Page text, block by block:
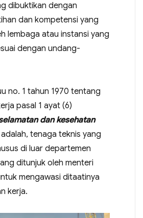
dibuktikan dengan
dan kompetensi yang
lembaga atau instansi yang
dengan undang-
no. 1 tahun 1970 tentang
pasal 1 ayat (6)
dan kesehatan
tenaga teknis yang
di luar departemen
ditunjuk oleh menteri
mengawasi ditaatinya
kerja.